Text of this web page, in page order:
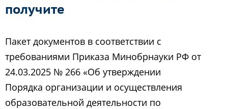
получите
Пакет документов в соответствии с
требованиями Приказа Минобрнауки РФ от
24.03.2025 № 266 «Об утверждении
Порядка организации и осуществления
образовательной деятельности по